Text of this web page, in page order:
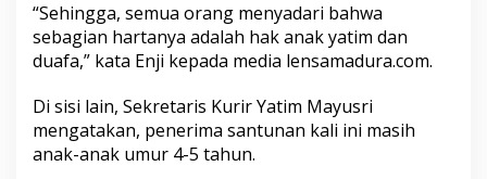
“Sehingga, semua orang menyadari bahwa
sebagian hartanya adalah hak anak yatim dan
duafa,” kata Enji kepada media lensamadura.com.
Di sisi lain, Sekretaris Kurir Yatim Mayusri
mengatakan, penerima santunan kali ini masih
anak-anak umur 4-5 tahun.